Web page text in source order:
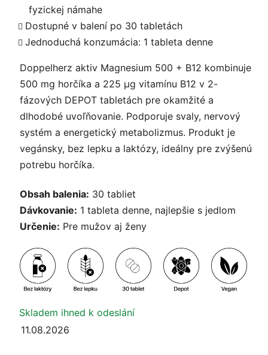
fyzickej námahe
Dostupné v balení po 30 tabletách
Jednoduchá konzumácia: 1 tableta denne
Doppelherz aktiv Magnesium 500 + B12 kombinuje
500 mg horčíka a 225 µg vitamínu B12 v 2-
fázových DEPOT tabletách pre okamžité a
dlhodobé uvoľňovanie. Podporuje svaly, nervový
systém a energetický metabolizmus. Produkt je
vegánsky, bez lepku a laktózy, ideálny pre zvýšenú
potrebu horčíka.
Obsah balenia: 30 tabliet
Dávkovanie: 1 tableta denne, najlepšie s jedlom
Určenie: Pre mužov aj ženy
Skladem ihned k odeslání
11.08.2026